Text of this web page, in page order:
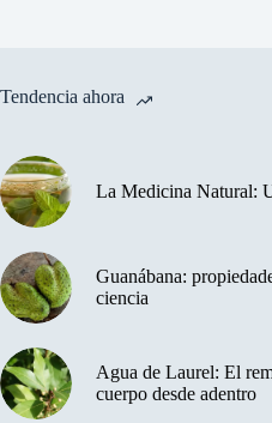
Tendencia ahora
La Medicina Natural:
Guanábana:
ciencia
Agua de Laurel: El
cuerpo desde adentro